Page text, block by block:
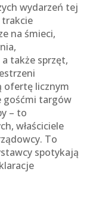
wydarzeń tej
trakcie
na śmieci,
także sprzęt,
ofertę licznym
gośćmi targów
– to
właściciele
To
spotykają